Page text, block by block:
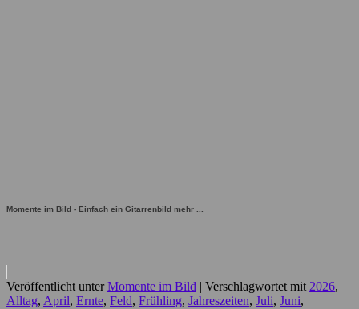
Momente im Bild - Einfach ein Gitarrenbild mehr ...
Veröffentlicht unter Momente im Bild | Verschlagwortet mit 2026,
Alltag, April, Ernte, Feld, Frühling, Jahreszeiten, Juli, Juni,